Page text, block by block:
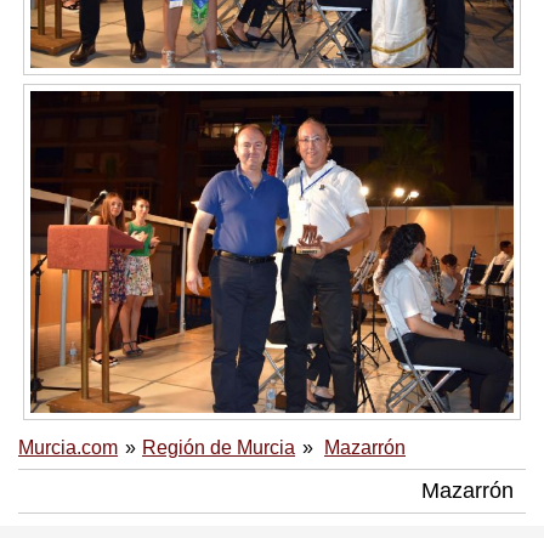
Murcia.com Región de Murcia Mazarrón
Mazarrón